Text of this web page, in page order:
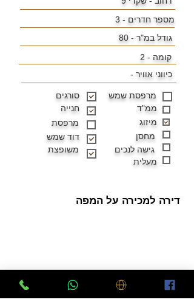
מספר חדרים - 3
גודל במ"ר -
קומה - 2
כיווני אוויר -
סורגים
חנייה
מרפסת
דוד שמש
משופצת
מרפסת שמש
ממ"ד
מיזוג
מחסן
גישה לנכים
מעלית
דירה למכירה על המפה